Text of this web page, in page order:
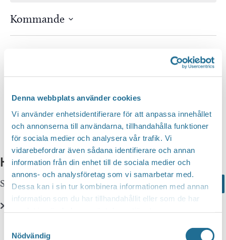
Denna webbplats använder cookies
Vi använder enhetsidentifierare för att anpassa innehållet
och annonserna till användarna, tillhandahålla funktioner
för sociala medier och analysera vår trafik. Vi
vidarebefordrar även sådana identifierare och annan
information från din enhet till de sociala medier och
annons- och analysföretag som vi samarbetar med.
Dessa kan i sin tur kombinera informationen med annan
information som du har tillhandahållit eller som de har
Nödvändig
Kommande
Välj
Hittar du inte vad du söker?
Sök här... Search